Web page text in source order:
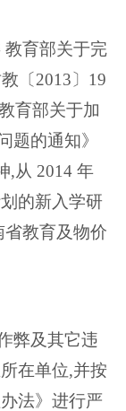
育部关于完
〔2013〕19
育部关于加
题的通知》
,从 2014 年
的新入学研
教育及物价
弊及其它违
在单位,并按
法》进行严